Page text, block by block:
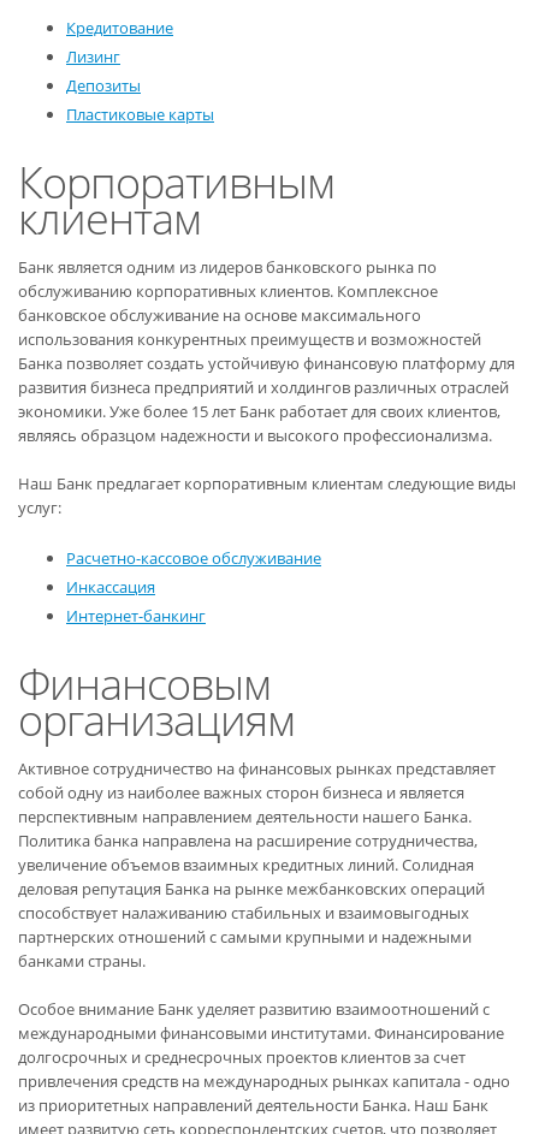
Кредитование
Лизинг
Депозиты
Пластиковые карты
Корпоративным
клиентам
Банк является одним из лидеров банковского рынка по
обслуживанию корпоративных клиентов. Комплексное
банковское обслуживание на основе максимального
использования конкурентных преимуществ и возможностей
Банка позволяет создать устойчивую финансовую платформу для
развития бизнеса предприятий и холдингов различных отраслей
экономики. Уже более 15 лет Банк работает для своих клиентов,
являясь образцом надежности и высокого профессионализма.
Наш Банк предлагает корпоративным клиентам следующие виды
услуг:
Расчетно-кассовое обслуживание
Инкассация
Интернет-банкинг
Финансовым
организациям
Активное сотрудничество на финансовых рынках представляет
собой одну из наиболее важных сторон бизнеса и является
перспективным направлением деятельности нашего Банка.
Политика банка направлена на расширение сотрудничества,
увеличение объемов взаимных кредитных линий. Солидная
деловая репутация Банка на рынке межбанковских операций
способствует налаживанию стабильных и взаимовыгодных
партнерских отношений с самыми крупными и надежными
банками страны.
Особое внимание Банк уделяет развитию взаимоотношений с
международными финансовыми институтами. Финансирование
долгосрочных и среднесрочных проектов клиентов за счет
привлечения средств на международных рынках капитала - одно
из приоритетных направлений деятельности Банка. Наш Банк
имеет развитую сеть корреспондентских счетов, что позволяет